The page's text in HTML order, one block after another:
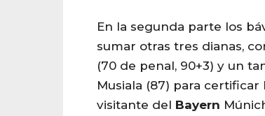
En la segunda parte los
sumar otras tres dianas,
(70 de penal, 90+3) y un
Musiala (87) para
visitante del Bayern